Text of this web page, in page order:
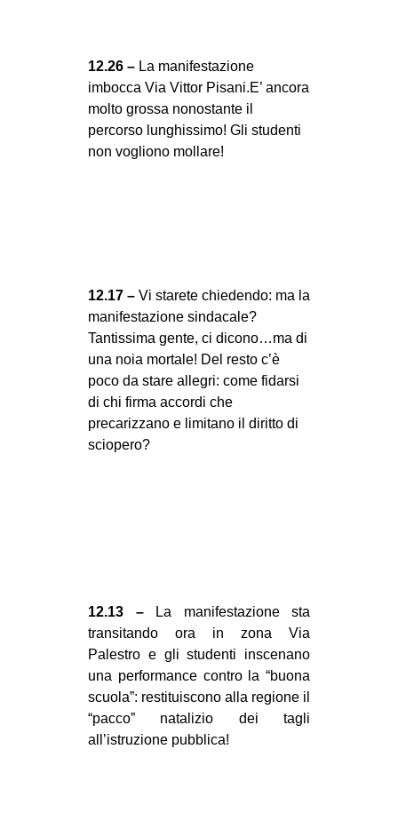
12.26 – La manifestazione
imbocca Via Vittor Pisani.E’ ancora
molto grossa nonostante il
percorso lunghissimo! Gli studenti
non vogliono mollare!
12.17 – Vi starete chiedendo: ma la
manifestazione sindacale?
Tantissima gente, ci dicono…ma di
una noia mortale! Del resto c’è
poco da stare allegri: come fidarsi
di chi firma accordi che
precarizzano e limitano il diritto di
sciopero?
12.13 –La manifestazione sta
transitando ora in zona Via
Palestro e gli studenti inscenano
una performance contro la “buona
scuola”: restituiscono alla regione il
“pacco” natalizio dei tagli
all’istruzione pubblica!